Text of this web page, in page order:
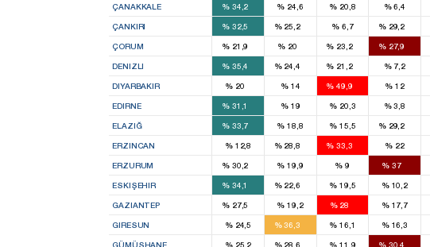
ÇANAKKALE %34,2 % 24,6 % 20,8 %6,4
ÇANKIRI %32,5 %25,2
1
%6,7 %29,2
ÇORUM %21,9 %20
1
% 23,2 %27,9
DENIZLI %35,4 %24,4 % 21,2 %7,2
DIYARBAKIR % 20 %14 % 49,9 % 12
EDIRNE %31,1 %19 % 20,3 %3,8
ELAZIĞ %33,7 % 18,8 % 15,5 %29,2
ERZINCAN %12,8 %28,8
1
% 33,3
2
% 22
ERZURUM %30,2 % 19,9 % 9 % 37
5
ESKIŞEHIR %34,1 %22,6 % 19,5 %10,2
GAZIANTEP %27,5 % 19,2 %28
5
%17,7
GIRESUN %24,5 %36,3
4
% 16,1 %16,3
GÜMÜŞHANE %25,2 %28,6 % 11,9 %30,4